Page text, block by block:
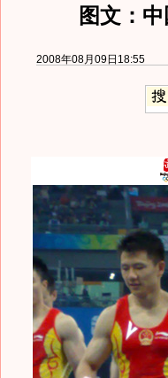
图文：
2008年08月09日18:55